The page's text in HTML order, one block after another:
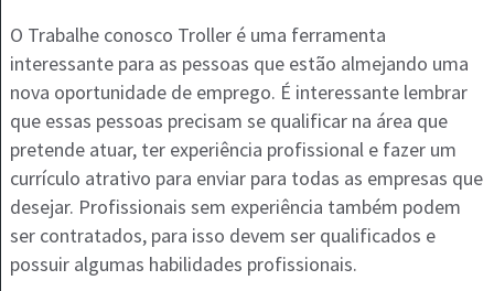
O Trabalhe conosco Troller é uma ferramenta
interessante para as pessoas que estão almejando uma
nova oportunidade de emprego. É interessante lembrar
que essas pessoas precisam se qualificar na área que
pretende atuar, ter experiência profissional e fazer um
currículo atrativo para enviar para todas as empresas que
desejar. Profissionais sem experiência também podem
ser contratados, para isso devem ser qualificados e
possuir algumas habilidades profissionais.